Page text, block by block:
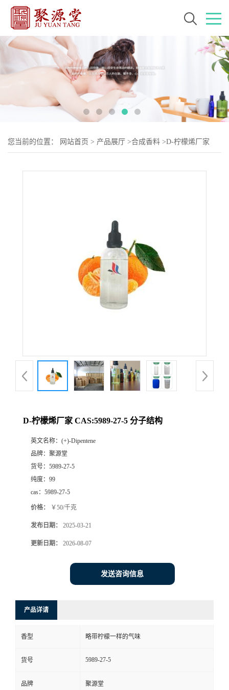
您当前的位置： 网站首页 > 产品展厅 >合成香料 >D-柠檬烯厂家
D-柠檬烯厂家 CAS:5989-27-5 分子结构
英文名称： (+)-Dipentene
品牌： 聚源堂
货号： 5989-27-5
纯度： 99
cas： 5989-27-5
价格： ￥50/千克
发布日期： 2025-03-21
更新日期： 2026-08-07
发送咨询信息
产品详请
香型 略带柠檬一样的气味
货号 5989-27-5
品牌 聚源堂